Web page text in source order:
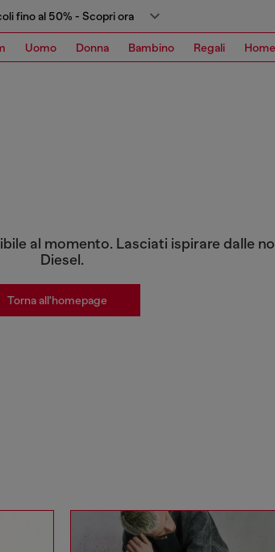
fino al 50% - Scopri ora
Uomo Donna Bambino Regali Home
al momento. Lasciati ispirare dalle
Diesel.
Torna all'homepage